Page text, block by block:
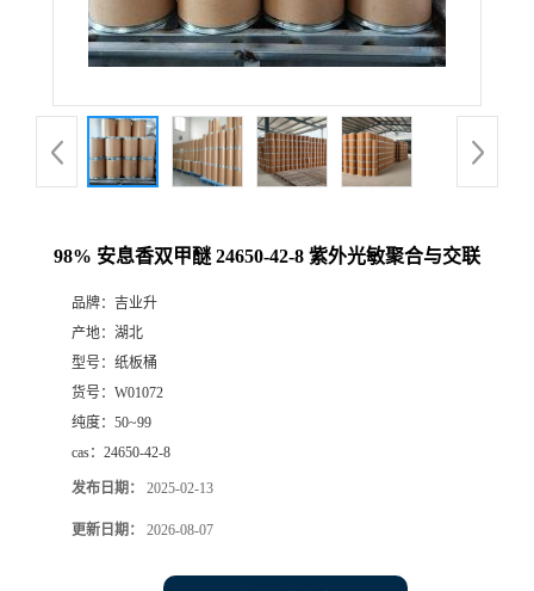
98% 安息香双甲醚 24650-42-8 紫外光敏聚合与交联
品牌： 吉业升
产地： 湖北
型号： 纸板桶
货号： W01072
纯度： 50~99
cas： 24650-42-8
发布日期： 2025-02-13
更新日期： 2026-08-07